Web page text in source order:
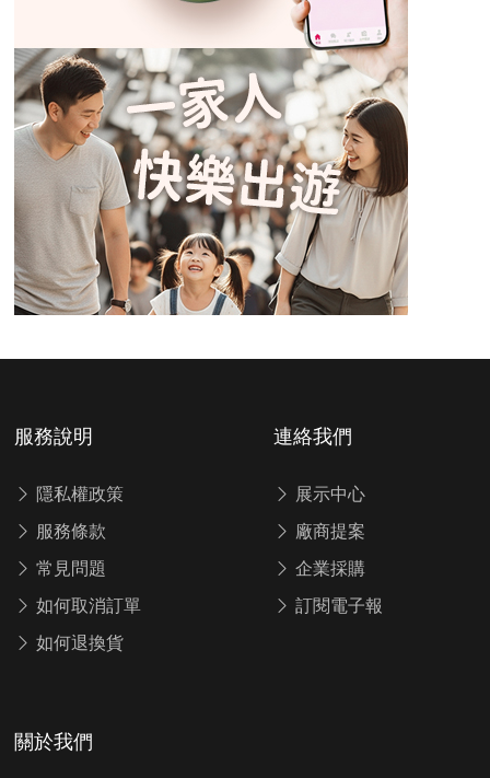
服務說明
隱私權政策
服務條款
常見問題
如何取消訂單
如何退換貨
連絡我們
展示中心
廠商提案
企業採購
訂閱電子報
關於我們